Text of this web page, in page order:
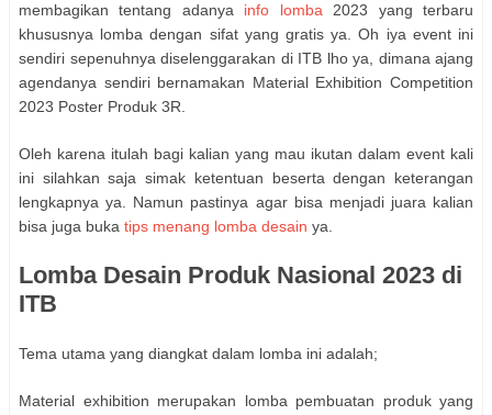
membagikan tentang adanya info lomba2023 yang terbaru
khususnya lomba dengan sifat yang gratis ya. Oh iya event ini
sendiri sepenuhnya diselenggarakan di ITB lho ya, dimana ajang
agendanya sendiri bernamakan Material Exhibition Competition
2023 Poster Produk 3R.
Oleh karena itulah bagi kalian yang mau ikutan dalam event kali
ini silahkan saja simak ketentuan beserta dengan keterangan
lengkapnya ya. Namun pastinya agar bisa menjadi juara kalian
bisa juga buka tips menang lomba desain ya.
Lomba Desain Produk Nasional 2023 di
ITB
Tema utama yang diangkat dalam lomba ini adalah;
Material exhibition merupakan lomba pembuatan produk yang